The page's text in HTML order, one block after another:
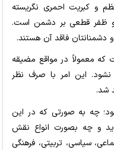
و کبریت احمری نگریسته
و ظفر قطعی بر دشمن است.
فاقد آن هستند.
که معمولاً در مواقع مضیقه
این امر با صرف نظر
شد.
چه به صورتی که در این
و چه بصورت انواع نقش
سیاسی، تربیتی، فرهنگی